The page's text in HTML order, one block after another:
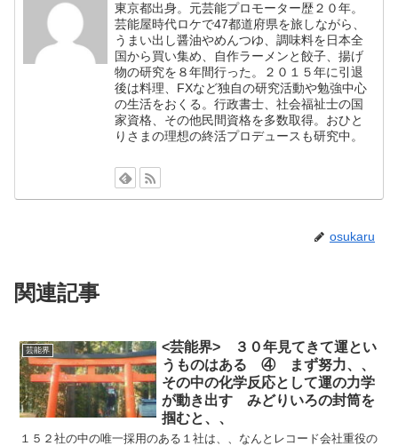
東京都出身。元芸能プロモーター歴２０年。
芸能屋時代ロケで47都道府県を旅しながら、
うまい出し醤油やめんつゆ、調味料を日本全
国から買い集め、自作ラーメンと餃子、揚げ
物の研究を８年間行った。２０１５年に引退
後は料理、FXなど独自の研究活動や勉強中心
の生活をおくる。行政書士、社会福祉士の国
家資格、その他民間資格を多数取得。おひと
りさまの理想の終活プロデュースも研究中。
osukaru
関連記事
芸能界
<芸能界> ３０年見てきて運とい
うものはある ④ まず努力、、
その中の化学反応として運の力学
が動き出す みどりいろの封筒を
掴むと、、
１５２社の中の唯一採用のある１社は、、なんとレコード会社重役の